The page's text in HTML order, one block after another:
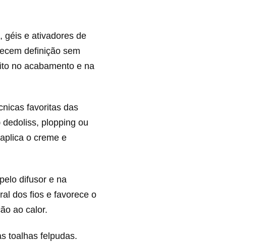
géis e ativadores de
definição sem
no acabamento e na
favoritas das
plopping ou
o creme e
difusor e na
dos fios e favorece o
ao calor.
toalhas felpudas.